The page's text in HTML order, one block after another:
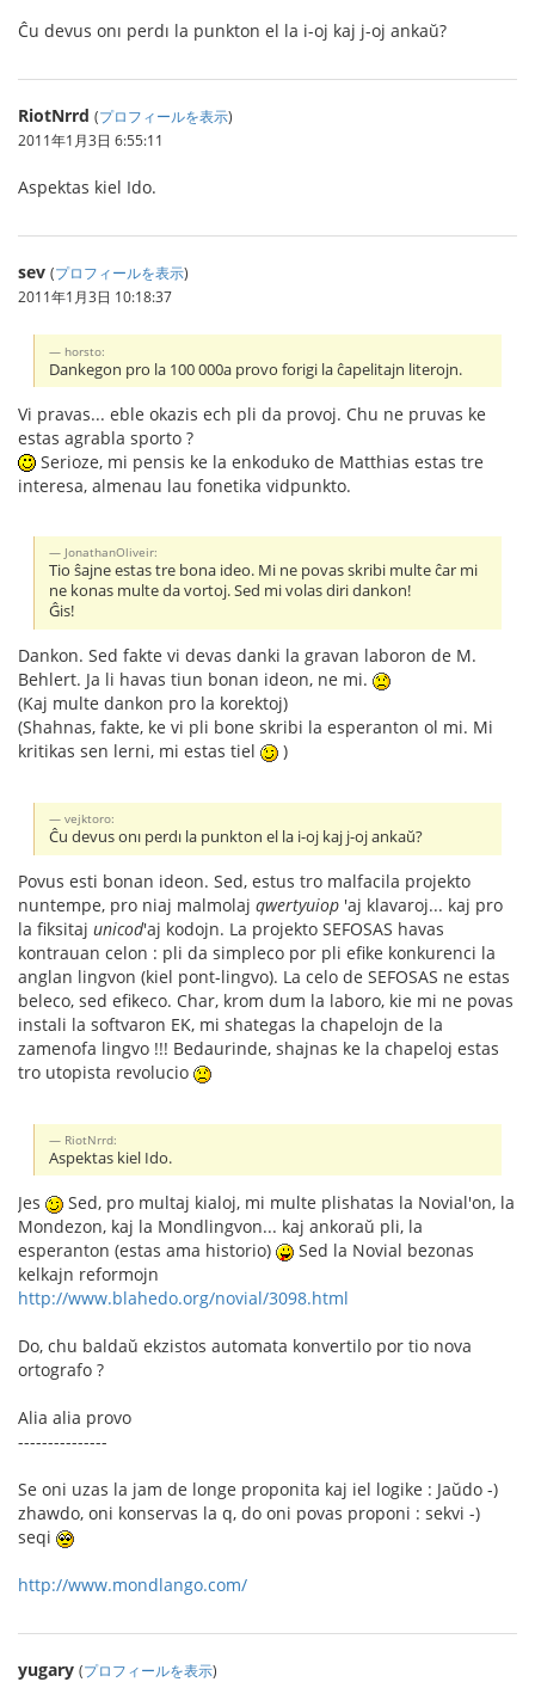
Ĉu devus onı perdı la punkton el la i-oj kaj j-oj ankaŭ?
RiotNrrd (プロフィールを表示)
2011年1月3日 6:55:11
Aspektas kiel Ido.
sev (プロフィールを表示)
2011年1月3日 10:18:37
horsto:
Dankegon pro la 100 000a provo forigi la ĉapelitajn literojn.
Vi pravas... eble okazis ech pli da provoj. Chu ne pruvas ke
estas agrabla sporto ?
Serioze, mi pensis ke la enkoduko de Matthias estas tre
interesa, almenau lau fonetika vidpunkto.
JonathanOliveir:
Tio ŝajne estas tre bona ideo. Mi ne povas skribi multe ĉar mi
ne konas multe da vortoj. Sed mi volas diri dankon!
Ĝis!
Dankon. Sed fakte vi devas danki la gravan laboron de M.
Behlert. Ja li havas tiun bonan ideon, ne mi.
(Kaj multe dankon pro la korektoj)
(Shahnas, fakte, ke vi pli bone skribi la esperanton ol mi. Mi
kritikas sen lerni, mi estas tiel
)
vejktoro:
Ĉu devus onı perdı la punkton el la i-oj kaj j-oj ankaŭ?
Povus esti bonan ideon. Sed, estus tro malfacila projekto
nuntempe, pro niaj malmolaj qwertyuiop 'aj klavaroj... kaj pro
la fiksitaj unicod'aj kodojn. La projekto SEFOSAS havas
kontrauan celon : pli da simpleco por pli efike konkurenci la
anglan lingvon (kiel pont-lingvo). La celo de SEFOSAS ne estas
beleco, sed efikeco. Char, krom dum la laboro, kie mi ne povas
instali la softvaron EK, mi shategas la chapelojn de la
zamenofa lingvo !!! Bedaurinde, shajnas ke la chapeloj estas
tro utopista revolucio
RiotNrrd:
Aspektas kiel Ido.
Jes
Sed, pro multaj kialoj, mi multe plishatas la Novial'on, la
Mondezon, kaj la Mondlingvon... kaj ankoraŭ pli, la
esperanton (estas ama historio)
Sed la Novial bezonas
kelkajn reformojn
http://www.blahedo.org/novial/3098.html
Do, chu baldaŭ ekzistos automata konvertilo por tio nova
ortografo ?
Alia alia provo
---------------
Se oni uzas la jam de longe proponita kaj iel logike : Jaŭdo -)
zhawdo, oni konservas la q, do oni povas proponi : sekvi -)
seqi
http://www.mondlango.com/
yugary (プロフィールを表示)